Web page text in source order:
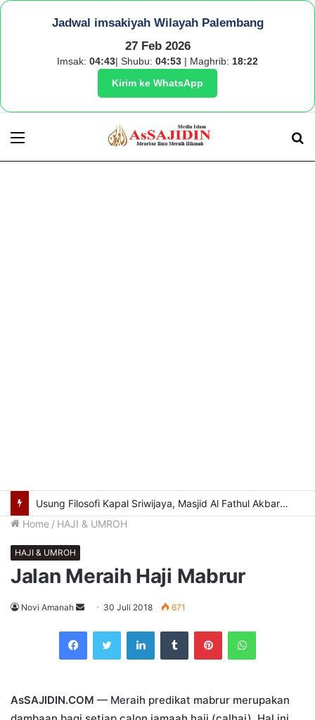
Jadwal imsakiyah Wilayah Palembang
27 Feb 2026
Imsak: 04:43| Shubu: 04:53 | Maghrib: 18:22
Kirim ke WhatsApp
Menu
Cegah Kekerasan Berbasis Gender Online, Pemkot Palembang Gelar Pelatihan Literasi Digital
Home / HAJI & UMROH
HAJI & UMROH
Jalan Meraih Haji Mabrur
Novi Amanah
Send
email
30 Juli 2018 671
FacebookTwitterLinkedInTumblrPinterestWhatsApp
AsSAJIDIN.COM — Meraih predikat mabrur merupakan